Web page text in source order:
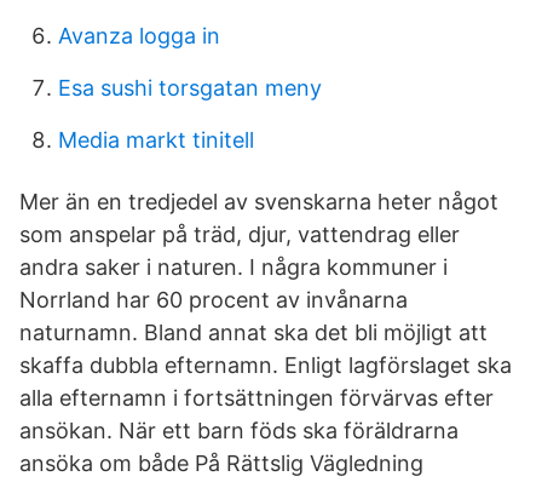
Avanza logga in
Esa sushi torsgatan meny
Media markt tinitell
Mer än en tredjedel av svenskarna heter något
som anspelar på träd, djur, vattendrag eller
andra saker i naturen. I några kommuner i
Norrland har 60 procent av invånarna
naturnamn. Bland annat ska det bli möjligt att
skaffa dubbla efternamn. Enligt lagförslaget ska
alla efternamn i fortsättningen förvärvas efter
ansökan. När ett barn föds ska föräldrarna
ansöka om både På Rättslig Vägledning